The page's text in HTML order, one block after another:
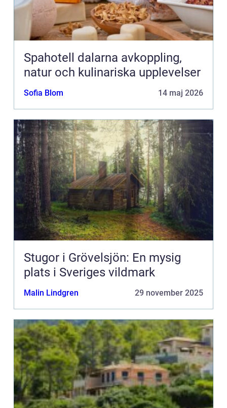
Spahotell dalarna avkoppling,
natur och kulinariska upplevelser
Sofia Blom 14 maj 2026
Stugor i Grövelsjön: En mysig
plats i Sveriges vildmark
Malin Lindgren 29 november 2025